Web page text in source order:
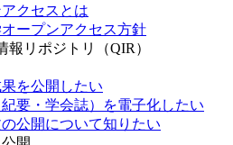
クセスとは
ープンアクセス方針
報リポジトリ（QIR）
を公開したい
要・学会誌）を電子化したい
公開について知りたい